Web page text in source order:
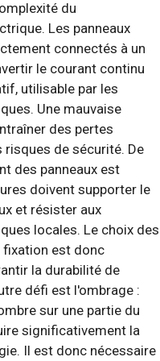
du
Les panneaux
connectés à un
le courant continu
utilisable par les
Une mauvaise
des pertes
de sécurité. De
des panneaux est
doivent supporter le
et résister aux
locales. Le choix des
fixation est donc
la durabilité de
défi est l'ombrage :
sur une partie du
significativement la
Il est donc nécessaire